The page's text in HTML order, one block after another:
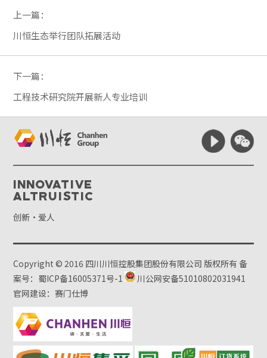
上一篇：
川恒生态举行团队拓展活动
下一篇：
工程技术研究院开展新人专业培训
Innovative
Altruistic
创新·爱人
Copyright © 2016 四川川恒控股集团股份有限公司 版权所有备
案号：蜀ICP备16005371号-1
川公网安备51010802031941
官网建设：赛门仕博